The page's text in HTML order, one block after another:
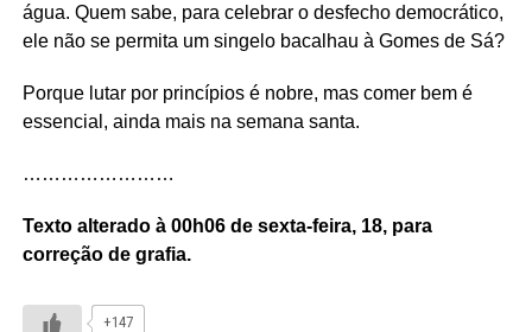
água. Quem sabe, para celebrar o desfecho democrático,
ele não se permita um singelo bacalhau à Gomes de Sá?
Porque lutar por princípios é nobre, mas comer bem é
essencial, ainda mais na semana santa.
……………………
Texto alterado à 00h06 de sexta-feira, 18, para
correção de grafia.
+147